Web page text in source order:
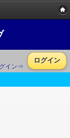
イン⇒
ログイン